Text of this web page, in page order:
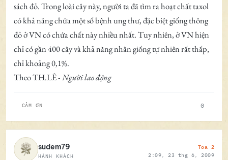
sách đỏ. Trong loài cây này, người ta đã tìm ra hoạt chất taxol
có khả năng chữa một số bệnh ung thư, đặc biệt giống thông
đỏ ở VN có chứa chất này nhiều nhất. Tuy nhiên, ở VN hiện
chỉ có gần 400 cây và khả năng nhân giống tự nhiên rất thấp,
chỉ khoảng 0,1%.
Theo TH.LÊ -Người lao động
CẢM ƠN 0
sudem79
HÀNH KHÁCH
Toa 2
2:09, 23 thg 6, 2009